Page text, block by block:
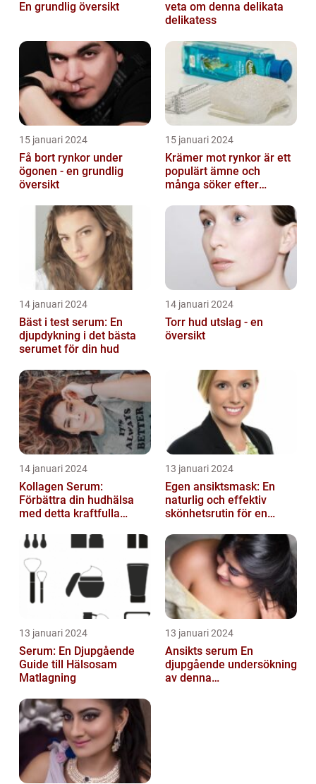
En grundlig översikt
veta om denna delikata
delikatess
15 januari 2024
Få bort rynkor under
ögonen - en grundlig
översikt
15 januari 2024
Krämer mot rynkor är ett
populärt ämne och
många söker efter
fungerar
14 januari 2024
Bäst i test serum: En
djupdykning i det bästa
serumet för din hud
14 januari 2024
Torr hud utslag - en
översikt
14 januari 2024
Kollagen Serum:
Förbättra din hudhälsa
med detta kraftfulla
13 januari 2024
Egen ansiktsmask: En
naturlig och effektiv
skönhetsrutin för en
13 januari 2024
Serum: En Djupgående
Guide till Hälsosam
Matlagning
13 januari 2024
Ansikts serum En
djupgående undersökning
av denna